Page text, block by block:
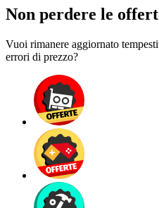
Non perdere le
Vuoi rimanere aggiornato
errori di prezzo?